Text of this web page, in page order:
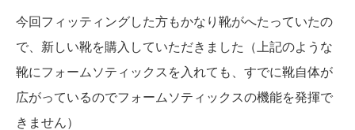
今回フィッティングした方もかなり靴がへたっていたの
で、新しい靴を購入していただきました（上記のような
靴にフォームソティックスを入れても、すでに靴自体が
広がっているのでフォームソティックスの機能を発揮で
きません）